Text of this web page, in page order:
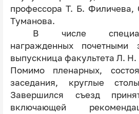
профессора Т. Б.
Туманова.
В числе
награжденных
выпускница факультета Л. Н.
Помимо пленарных,
заседания, круглые
Завершился съезд
включающей